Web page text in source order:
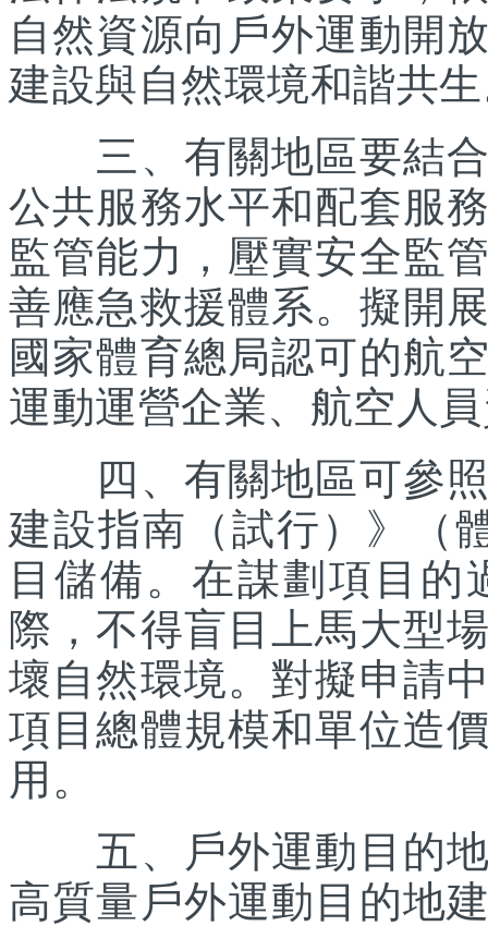
自然資源向戶外運動開
建設與自然環境和諧共
三、有關地區要結合
公共服務水平和配套服
監管能力，壓實安全監
善應急救援體系。擬開
國家體育總局認可的航
運動運營企業、航空人
四、有關地區可參照
建設指南（試行）》（
目儲備。在謀劃項目
際，不得盲目上馬大型
壞自然環境。對擬申請
項目總體規模和單位造
用。
五、戶外運動目的地
高質量戶外運動目的地